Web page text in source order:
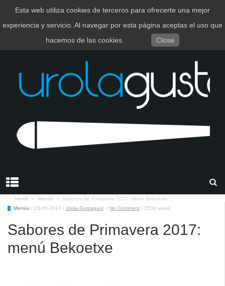
EUSKARA ESPAÑOL
Home Menús
Sabores De Primavera 2017: Menú Bekoetxe
Menús / 25-05-2017 / Urola Gustagarri / No Comment / 1534 views
Sabores de Primavera 2017:
menú Bekoetxe
Esta web utiliza cookies de terceros para ofrecerte una mejor
experiencia y servicio. Al navegar por esta página aceptas el uso que
hacemos de las cookies.
Close